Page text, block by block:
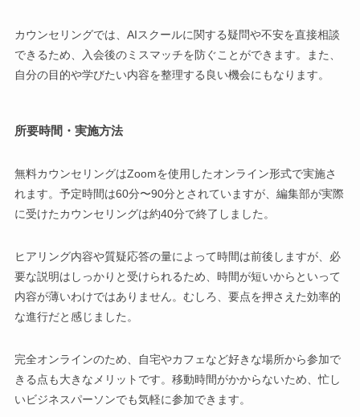
カウンセリングでは、AIスクールに関する疑問や不安を直接相談
できるため、入会後のミスマッチを防ぐことができます。また、
自分の目的や学びたい内容を整理する良い機会にもなります。
所要時間・実施方法
無料カウンセリングはZoomを使用したオンライン形式で実施さ
れます。予定時間は60分〜90分とされていますが、編集部が実際
に受けたカウンセリングは約40分で終了しました。
ヒアリング内容や質疑応答の量によって時間は前後しますが、必
要な説明はしっかりと受けられるため、時間が短いからといって
内容が薄いわけではありません。むしろ、要点を押さえた効率的
な進行だと感じました。
完全オンラインのため、自宅やカフェなど好きな場所から参加で
きる点も大きなメリットです。移動時間がかからないため、忙し
いビジネスパーソンでも気軽に参加できます。